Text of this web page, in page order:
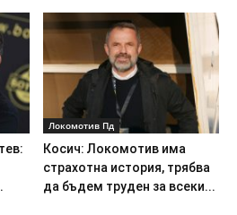
Локомотив Пд
Косич: Локомотив има
страхотна история, трябва
да бъдем труден за всеки...